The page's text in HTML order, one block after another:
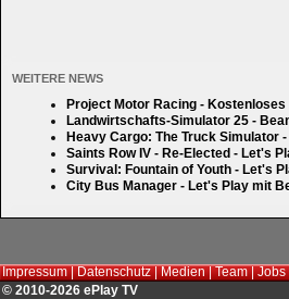
WEITERE NEWS
Project Motor Racing -
Landwirtschafts-Simulator 25 -
Heavy Cargo: The Truck Simulator
Saints Row IV - Re-Elected - Let's
Survival: Fountain of Youth - Let's
City Bus Manager - Let's Play mit
Impressum|Datenschutz|Medien|Team|Jobs
© 2010-2026 ePlay TV